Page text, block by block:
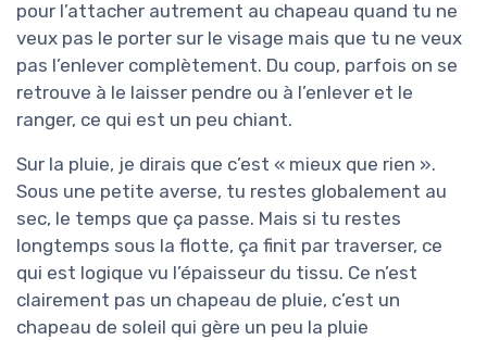
pour l’attacher autrement au chapeau quand tu ne
veux pas le porter sur le visage mais que tu ne veux
pas l’enlever complètement. Du coup, parfois on se
retrouve à le laisser pendre ou à l’enlever et le
ranger, ce qui est un peu chiant.
Sur la pluie, je dirais que c’est « mieux que rien ».
Sous une petite averse, tu restes globalement au
sec, le temps que ça passe. Mais si tu restes
longtemps sous la flotte, ça finit par traverser, ce
qui est logique vu l’épaisseur du tissu. Ce n’est
clairement pas un chapeau de pluie, c’est un
chapeau de soleil qui gère un peu la pluie